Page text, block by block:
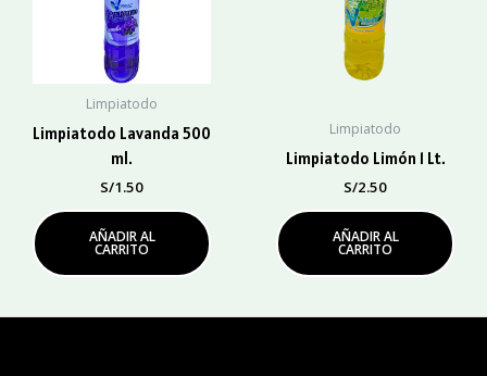
Limpiatodo
Limpiatodo Lavanda 500
ml.
S/1.50
AÑADIR AL
CARRITO
Limpiatodo
Limpiatodo Limón 1 Lt.
S/2.50
AÑADIR AL
CARRITO